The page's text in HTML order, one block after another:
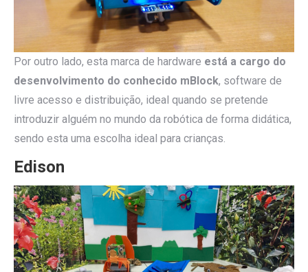
Por outro lado, esta marca de hardware está a cargo do
desenvolvimento do conhecido mBlock, software de
livre acesso e distribuição, ideal quando se pretende
introduzir alguém no mundo da robótica de forma didática,
sendo esta uma escolha ideal para crianças.
Edison